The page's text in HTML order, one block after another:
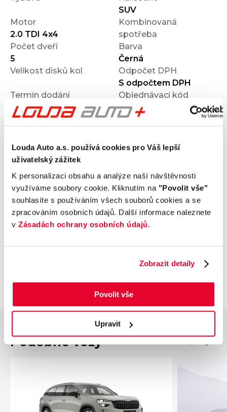
Louda Auto a.s. používá cookies pro Váš lepší
uživatelský zážitek
K personalizaci obsahu a analýze naší návštěvnosti
využíváme soubory cookie. Kliknutím na "Povolit vše"
souhlasíte s používáním všech souborů cookies a se
zpracováním osobních údajů. Další informace naleznete
v Zásadách ochrany osobních údajů.
Zobrazit detaily
Povolit vše
Upravit
SUV
Motor
2.0 TDI 4x4
Kombinovaná
spotřeba
Počet dveří
5
Barva
Černá
Velikost disků kol
Odpočet DPH
S odpočtem DPH
Termín dodání
Ihned k odběru
Objednávací kód
OM11001844
Výbava
Příplatková výbava
Údaje obsažené v této kartě vozu mají
informativní charakter. Tato indikativní nabídka
občanského zákoníku, ani se nejedná o veřejný
indikativní nabídky nevzniká nárok na uzavření
smlouvy.
Podobné vozy